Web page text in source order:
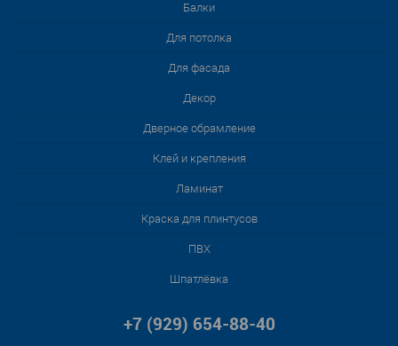
Балки
Для потолка
Для фасада
Декор
Дверное обрамление
Клей и крепления
Ламинат
Краска для плинтусов
ПВХ
Шпатлёвка
+7 (929) 654-88-40